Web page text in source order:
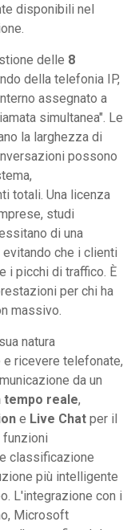
disponibili nel
delle 8
della telefonia IP,
assegnato a
simultanea". Le
la larghezza di
possono
totali. Una licenza
studi
di una
che i clienti
i picchi di traffico. È
per chi ha
massivo.
natura
ricevere telefonate,
da un
tempo reale,
e Live Chat per il
funzioni
classificazione
più intelligente
L'integrazione con i
Microsoft